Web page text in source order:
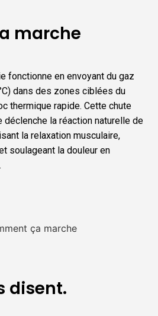
marche
fonctionne en envoyant du gaz
dans des zones ciblées du
thermique rapide. Cette chute
déclenche la réaction naturelle de
la relaxation musculaire,
soulageant la douleur en
disent.